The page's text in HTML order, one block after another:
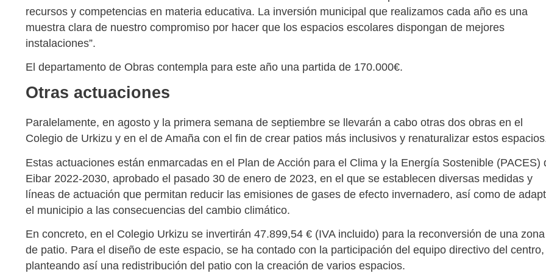
recursos y competencias en materia educativa. La inversión municipal que realizamos cada año es una
muestra clara de nuestro compromiso por hacer que los espacios escolares dispongan de mejores
instalaciones”.
El departamento de Obras contempla para este año una partida de 170.000€.
Otras actuaciones
Paralelamente, en agosto y la primera semana de septiembre se llevarán a cabo otras dos obras en el
Colegio de Urkizu y en el de Amaña con el fin de crear patios más inclusivos y renaturalizar estos
Estas actuaciones están enmarcadas en el Plan de Acción para el Clima y la Energía Sostenible (PACES)
Eibar 2022-2030, aprobado el pasado 30 de enero de 2023, en el que se establecen diversas medidas y
líneas de actuación que permitan reducir las emisiones de gases de efecto invernadero, así como de
el municipio a las consecuencias del cambio climático.
En concreto, en el Colegio Urkizu se invertirán 47.899,54 € (IVA incluido) para la reconversión de una zona
de patio. Para el diseño de este espacio, se ha contado con la participación del equipo directivo del centro,
planteando así una redistribución del patio con la creación de varios espacios.